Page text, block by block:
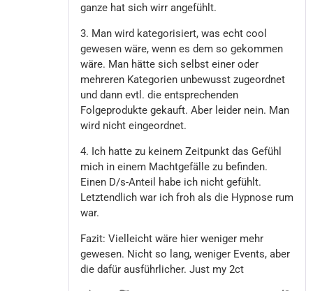
ganze hat sich wirr angefühlt.
3. Man wird kategorisiert, was echt cool
gewesen wäre, wenn es dem so gekommen
wäre. Man hätte sich selbst einer oder
mehreren Kategorien unbewusst zugeordnet
und dann evtl. die entsprechenden
Folgeprodukte gekauft. Aber leider nein. Man
wird nicht eingeordnet.
4. Ich hatte zu keinem Zeitpunkt das Gefühl
mich in einem Machtgefälle zu befinden.
Einen D/s-Anteil habe ich nicht gefühlt.
Letztendlich war ich froh als die Hypnose rum
war.
Fazit: Vielleicht wäre hier weniger mehr
gewesen. Nicht so lang, weniger Events, aber
die dafür ausführlicher. Just my 2ct